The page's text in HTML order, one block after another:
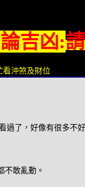
吉凶:
看沖煞及財位
過了，好像有很多不
不敢亂動。